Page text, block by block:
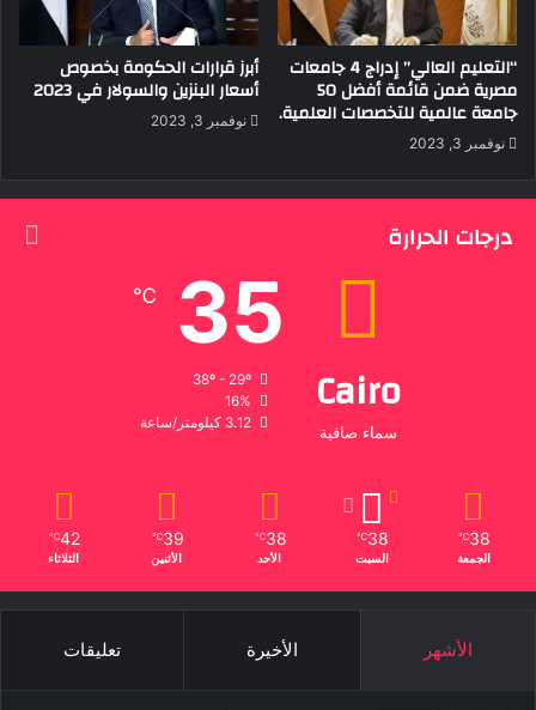
“التعليم العالي” إدراج 4 جامعات
مصرية ضمن قائمة أفضل 50
جامعة عالمية للتخصصات العلمية.
نوفمبر 3, 2023
أبرز قرارات الحكومة بخصوص
أسعار البنزين والسولار في 2023
نوفمبر 3, 2023
درجات الحرارة
Cairo
سماء صافية
35
℃
16%
3.12 كيلومتر/ساعة
38
℃
الجمعة
38
℃
السبت
38
℃
الأحد
39
℃
الأثنين
42
℃
الثلاثاء
الأشهر الأخيرة تعليقات